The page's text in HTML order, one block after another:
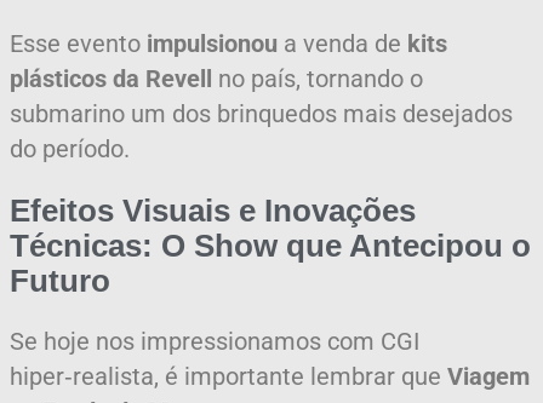
Esse evento impulsionou a venda de kits
plásticos da Revell no país, tornando o
submarino um dos brinquedos mais desejados
do período.
Efeitos Visuais e Inovações
Técnicas: O Show que Antecipou o
Futuro
Se hoje nos impressionamos com CGI
hiper‑realista, é importante lembrar que Viagem